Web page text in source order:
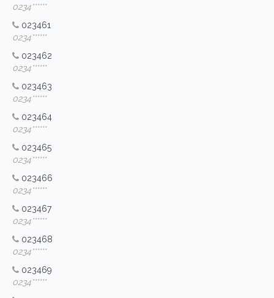
0234******
023461
0234******
023462
0234******
023463
0234******
023464
0234******
023465
0234******
023466
0234******
023467
0234******
023468
0234******
023469
0234******